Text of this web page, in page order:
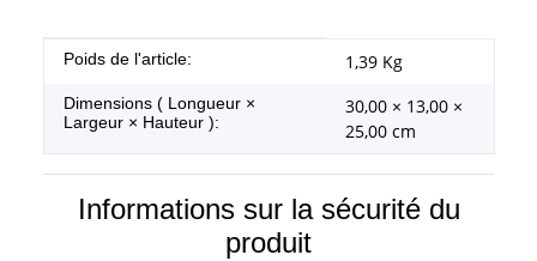
#productDetails.itemInformation#
#productDetails.itemValue#
Poids de l'article: 1,39 Kg
Dimensions ( Longueur ×
Largeur × Hauteur ):
30,00 × 13,00 ×
25,00 cm
Informations sur la sécurité du
produit